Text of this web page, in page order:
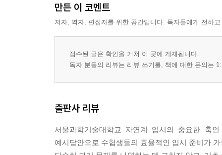
18. 2021학년도 서울과기대 수시 논술 (2차)
19. 2021학년도 서울과기대 수시 논술 (3차)
20. 2021학년도 서울과기대 수시 논술 (4차)
21. 2021학년도 서울과기대 모의 논술
2. 2026학년도 서울과기대 모의 논술
3. 2025학년도 서울과기대 수시 논술 (오전)
4. 2025학년도 서울과기대 수시 논술 (오후)
5. 2025학년도 서울과기대 모의 논술
만든 이 코멘트
저자, 역자, 편집자를 위한 공간입니다. 독자들에게 전하
접수된 글은 확인을 거쳐 이 곳에 게재됩니다.
독자 분들의 리뷰는 리뷰 쓰기를, 책에 대한 문의는
출판사 리뷰
서울과학기술대학교 자연계 입시의 중요한 축
예시답안으로 수험생들의 효율적인 입시 준비가